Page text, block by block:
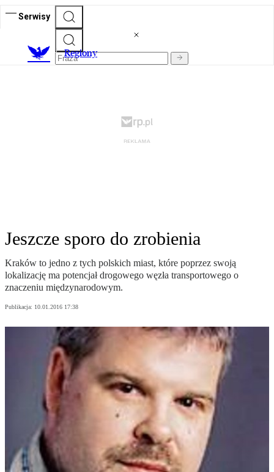
Serwisy
Regiony
Jeszcze sporo do zrobienia
Kraków to jedno z tych polskich miast, które poprzez swoją
lokalizację ma potencjał drogowego węzła transportowego o
znaczeniu międzynarodowym.
Publikacja: 10.01.2016 17:38